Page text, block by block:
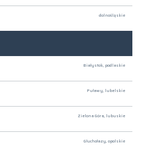
dolnośląskie
Białystok, podlaskie
Puławy, lubelskie
Zielona Góra, lubuskie
Głuchołazy, opolskie